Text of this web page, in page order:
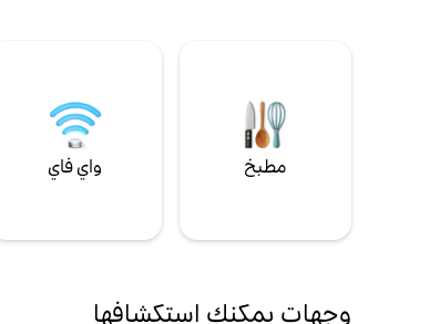
مطبخ واي فاي
وجهات يمكنك استكشافها